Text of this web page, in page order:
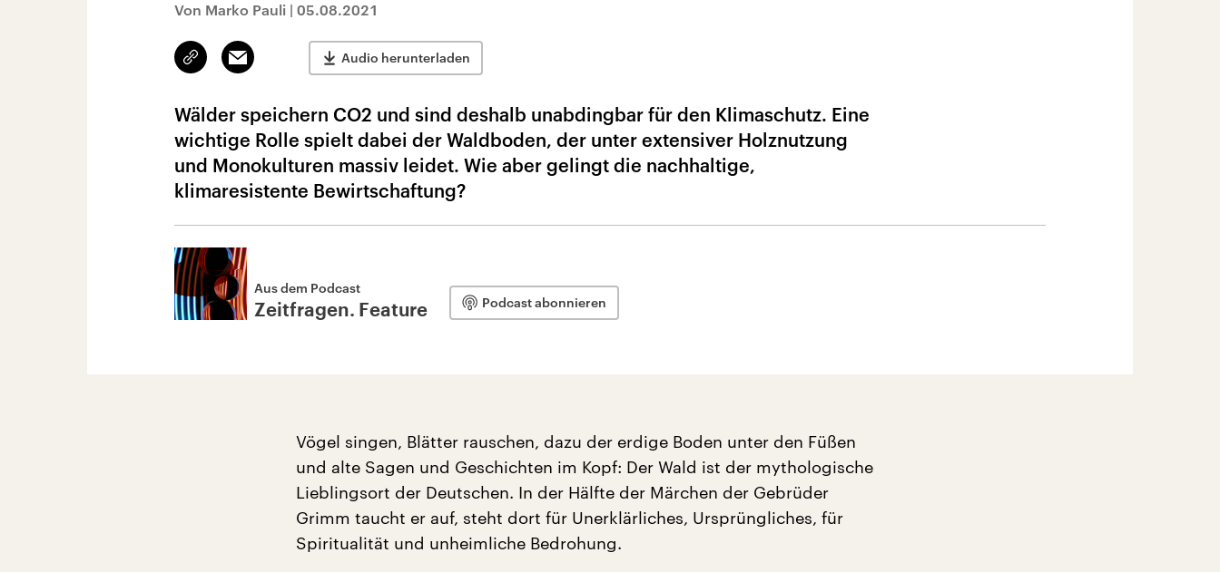
Von Marko Pauli | 05.08.2021
Link
kopieren/teilen
Email Audio herunterladen
Wälder speichern CO2 und sind deshalb unabdingbar für den Klimaschutz. Eine
wichtige Rolle spielt dabei der Waldboden, der unter extensiver Holznutzung
und Monokulturen massiv leidet. Wie aber gelingt die nachhaltige,
klimaresistente Bewirtschaftung?
Aus dem Podcast
Zeitfragen. Feature Podcast abonnieren
Vögel singen, Blätter rauschen, dazu der erdige Boden unter den Füßen
und alte Sagen und Geschichten im Kopf: Der Wald ist der mythologische
Lieblingsort der Deutschen. In der Hälfte der Märchen der Gebrüder
Grimm taucht er auf, steht dort für Unerklärliches, Ursprüngliches, für
Spiritualität und unheimliche Bedrohung.